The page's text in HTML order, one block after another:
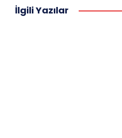
İlgili Yazılar